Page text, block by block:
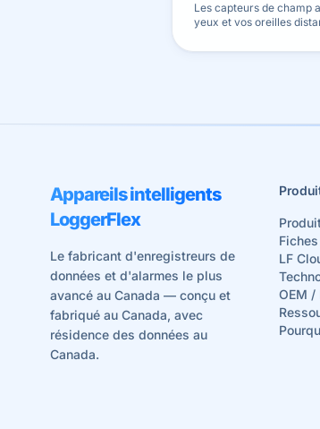
Les capteurs de champ
yeux et vos oreilles
météorologiques et les
Appareils intelligents
LoggerFlex
Le fabricant d'enregistreurs de
données et d'alarmes le plus
avancé au Canada — conçu et
fabriqué au Canada, avec
résidence des données au
Canada.
LF
OEM